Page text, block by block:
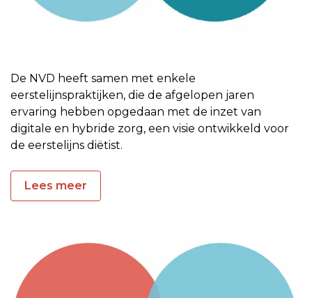
De NVD heeft samen met enkele
eerstelijnspraktijken, die de afgelopen jaren
ervaring hebben opgedaan met de inzet van
digitale en hybride zorg, een visie ontwikkeld voor
de eerstelijns diëtist.
Lees meer